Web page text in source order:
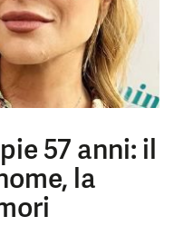
57 anni: il
la